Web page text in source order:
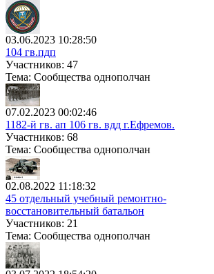
03.06.2023 10:28:50
104 гв.пдп
Участников: 47
Тема: Сообщества однополчан
07.02.2023 00:02:46
1182-й гв. ап 106 гв. вдд г.Ефремов.
Участников: 68
Тема: Сообщества однополчан
02.08.2022 11:18:32
45 отдельный учебный ремонтно-
восстановительный батальон
Участников: 21
Тема: Сообщества однополчан